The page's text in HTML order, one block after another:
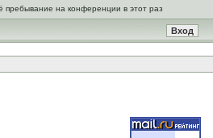
пребывание на конференции в этот раз